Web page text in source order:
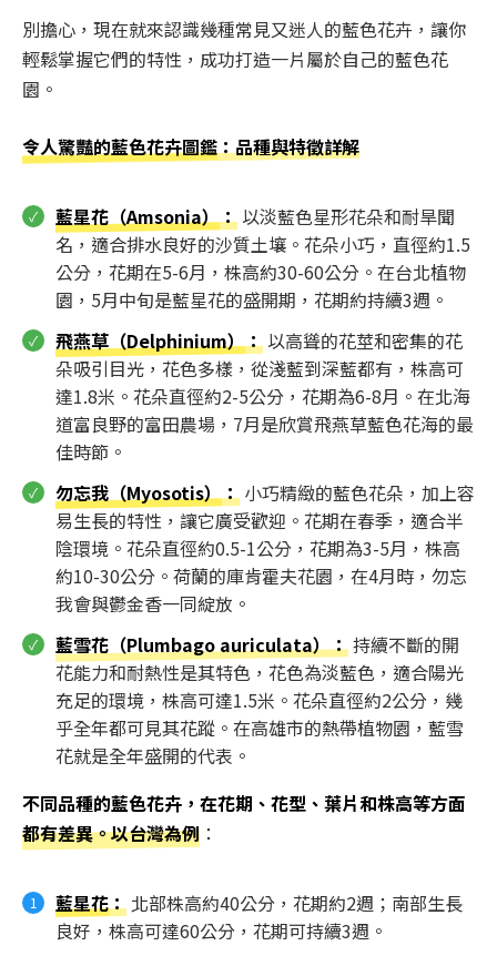
別擔心，現在就來認識幾種常見又迷人的藍色花卉，讓你
輕鬆掌握它們的特性，成功打造一片屬於自己的藍色花
園。
令人驚豔的藍色花卉圖鑑：品種與特徵詳解
藍星花（Amsonia）： 以淡藍色星形花朵和耐旱聞
名，適合排水良好的沙質土壤。花朵小巧，直徑約1.5
公分，花期在5-6月，株高約30-60公分。在台北植物
園，5月中旬是藍星花的盛開期，花期約持續3週。
飛燕草（Delphinium）： 以高聳的花莖和密集的花
朵吸引目光，花色多樣，從淺藍到深藍都有，株高可
達1.8米。花朵直徑約2-5公分，花期為6-8月。在北海
道富良野的富田農場，7月是欣賞飛燕草藍色花海的最
佳時節。
勿忘我（Myosotis）： 小巧精緻的藍色花朵，加上容
易生長的特性，讓它廣受歡迎。花期在春季，適合半
陰環境。花朵直徑約0.5-1公分，花期為3-5月，株高
約10-30公分。荷蘭的庫肯霍夫花園，在4月時，勿忘
我會與鬱金香一同綻放。
藍雪花（Plumbago auriculata）：持續不斷的開
花能力和耐熱性是其特色，花色為淡藍色，適合陽光
充足的環境，株高可達1.5米。花朵直徑約2公分，幾
乎全年都可見其花蹤。在高雄市的熱帶植物園，藍雪
花就是全年盛開的代表。
不同品種的藍色花卉，在花期、花型、葉片和株高等方面
都有差異。以台灣為例 ：
藍星花： 北部株高約40公分，花期約2週；南部生長
良好，株高可達60公分，花期可持續3週。